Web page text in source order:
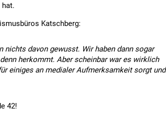
Katschberg:
nichts davon gewusst. Wir haben dann sogar
herkommt. Aber scheinbar war es wirklich
einiges an medialer Aufmerksamkeit sorgt und
42!